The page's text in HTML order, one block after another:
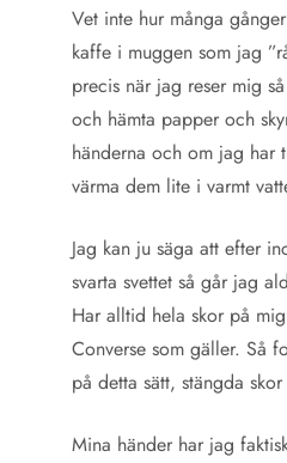
Vet inte hur många
kaffe i muggen som jag
precis när jag reser mig
och hämta papper och
händerna och om jag har
värma dem lite i varmt
Jag kan ju säga att efter
svarta svettet så går jag
Har alltid hela skor på
Converse som gäller. Så
på detta sätt, stängda
Mina händer har jag